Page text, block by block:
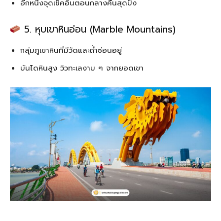
อีกหนึ่งจุดเช็คอินตอนกลางคืนสุดปัง
5. หุบเขาหินอ่อน (Marble Mountains)
กลุ่มภูเขาหินที่มีวัดและถ้ำซ่อนอยู่
บันไดหินสูง วิวทะเลงาม ๆ จากยอดเขา